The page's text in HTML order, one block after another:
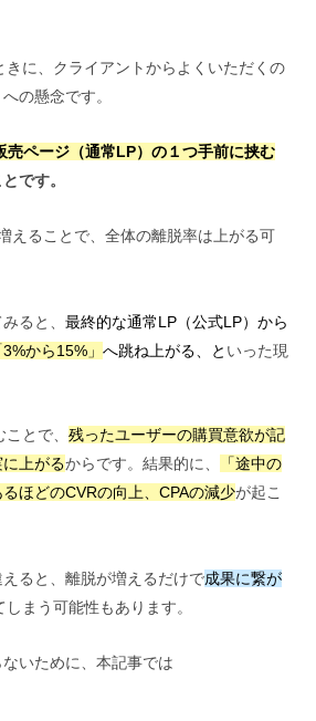
きに、クライアントからよくいただくの
の懸念です。
売ページ（通常LP）の１つ手前に挟む
です。
えることで、全体の離脱率は上がる可
ると、 最終的な通常LP（公式LP）から
から15%」 へ跳ね上がる、と いった現
とで、 残ったユーザーの購買意欲が記
上がるからです。結果的に、
「途中の
ほどのCVRの向上、CPAの減少が起こ
ると、離脱が増えるだけで成果に繋が
しまう可能性もあります。
いために、本記事では